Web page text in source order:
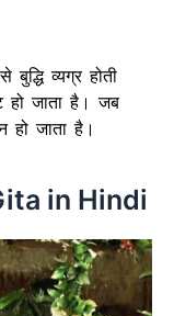
व्यग्र होती
हो जाता है। जब
हो जाता है।
in Hindi